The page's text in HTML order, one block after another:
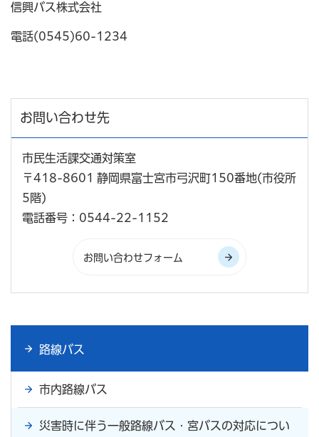
信興バス株式会社
電話(0545)60-1234
お問い合わせ先
市民生活課交通対策室
〒418-8601 静岡県富士宮市弓沢町150番地(市役所
5階)
電話番号：0544-22-1152
路線バス
市内路線バス
災害時に伴う一般路線バス・宮バスの対応につい